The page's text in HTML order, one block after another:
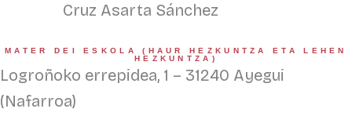
Cruz Asarta Sánchez
MATER DEI ESKOLA (HAUR HEZKUNTZA ETA LEHEN
HEZKUNTZA)
Logroñoko errepidea, 1 – 31240 Ayegui
(Nafarroa)